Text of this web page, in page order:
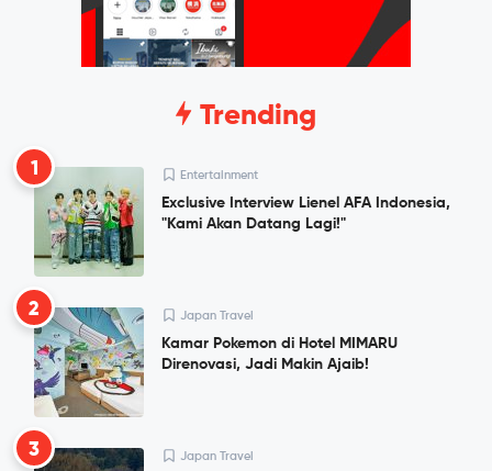
Trending
1 Entertainment
Exclusive Interview Lienel AFA Indonesia,
"Kami Akan Datang Lagi!"
2 Japan Travel
Kamar Pokemon di Hotel MIMARU
Direnovasi, Jadi Makin Ajaib!
3 Japan Travel